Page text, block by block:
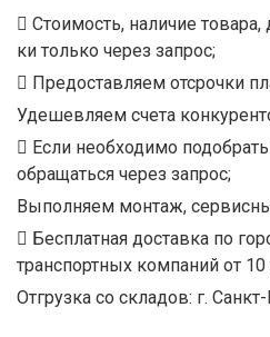
Стоимость, наличие
ки только через запрос;
Предоставляем отсрочки
Удешевляем счета
Если необходимо
обращаться через запрос;
Выполняем монтаж,
Бесплатная доставка по
транспортных компаний от 10
Отгрузка со складов: г.